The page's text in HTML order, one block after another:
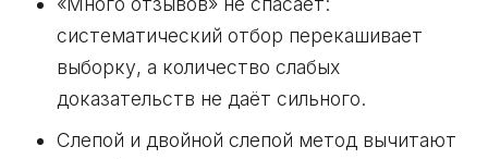
систематический отбор перекашивает
выборку, а количество слабых
доказательств не даёт сильного.
Слепой и двойной слепой метод вычитают